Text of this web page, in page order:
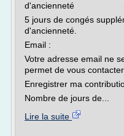
d'ancienneté
5 jours de congés
d'ancienneté.
Email :
Votre adresse email ne
permet de vous
Enregistrer ma
Nombre de jours de...
Lire la suite